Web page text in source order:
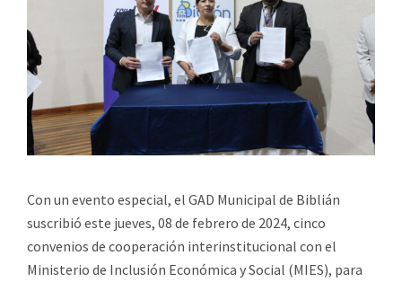
Con un evento especial, el GAD Municipal de Biblián
suscribió este jueves, 08 de febrero de 2024, cinco
convenios de cooperación interinstitucional con el
Ministerio de Inclusión Económica y Social (MIES), para